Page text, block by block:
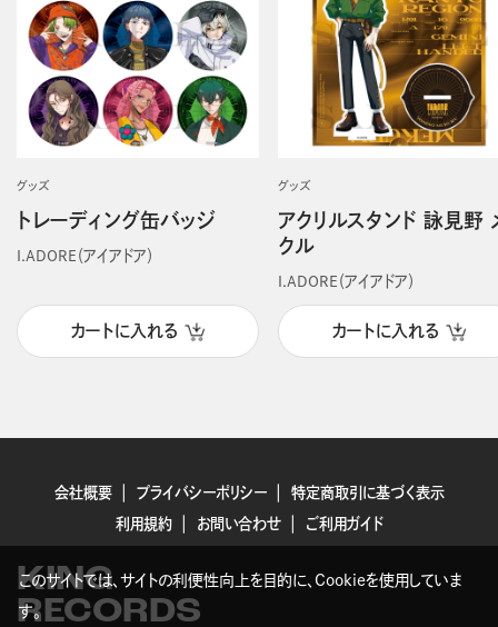
グッズ
トレーディング缶バッジ
I.ADORE（アイアドア）
カートに入れる
グッズ
アクリルスタンド 詠見野
クル
I.ADORE（アイアドア）
カートに入れる
会社概要 プライバシーポリシー
特定商取引に基づく表示
利用規約
お問い合わせ ご利用ガイド
KING
RECORDS
このサイトでは、サイトの利便性向上を目的に、Cookieを使用していま
す。